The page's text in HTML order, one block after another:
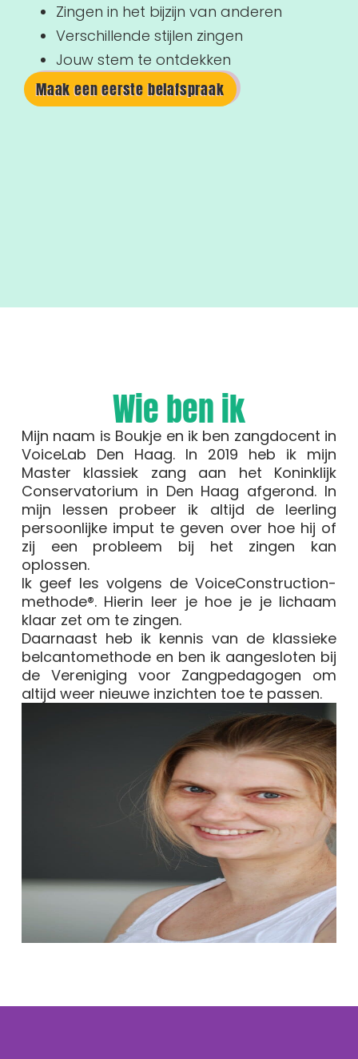
Zingen in het bijzijn van anderen
Verschillende stijlen zingen
Jouw stem te ontdekken
Maak een eerste belafspraak
Wie ben ik
Mijn naam is Boukje en ik ben zangdocent in
VoiceLab Den Haag. In 2019 heb ik mijn
Master klassiek zang aan het Koninklijk
Conservatorium in Den Haag afgerond. In
mijn lessen probeer ik altijd de leerling
persoonlijke imput te geven over hoe hij of
zij een probleem bij het zingen kan
oplossen.
Ik geef les volgens de VoiceConstruction-
methode®. Hierin leer je hoe je je lichaam
klaar zet om te zingen.
Daarnaast heb ik kennis van de klassieke
belcantomethode en ben ik aangesloten bij
de Vereniging voor Zangpedagogen om
altijd weer nieuwe inzichten toe te passen.